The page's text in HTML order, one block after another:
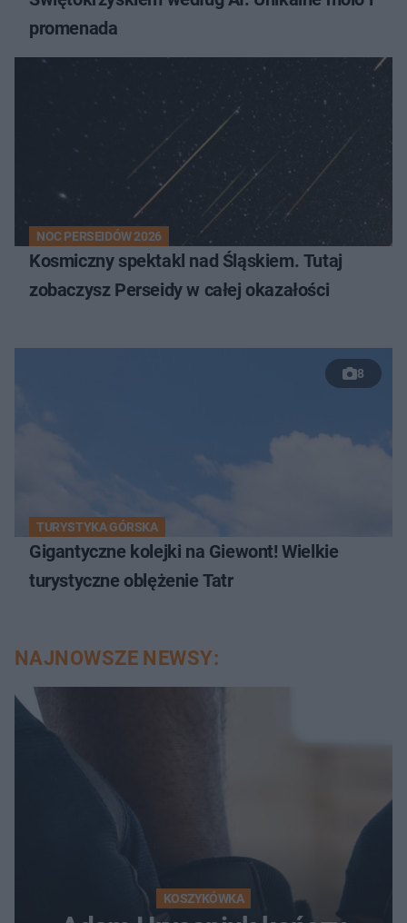
promenada
NOC PERSEIDÓW 2026
Kosmiczny spektakl nad Śląskiem. Tutaj
zobaczysz Perseidy w całej okazałości
8
TURYSTYKA GÓRSKA
Gigantyczne kolejki na Giewont! Wielkie
turystyczne oblężenie Tatr
NAJNOWSZE NEWSY:
KOSZYKÓWKA